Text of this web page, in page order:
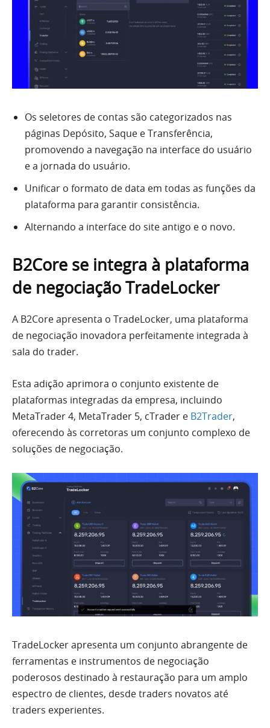
Os seletores de contas são categorizados nas
páginas Depósito, Saque e Transferência,
promovendo a navegação na interface do usuário
e a jornada do usuário.
Unificar o formato de data em todas as funções da
plataforma para garantir consistência.
Alternando a interface do site antigo e o novo.
B2Core se integra à plataforma
de negociação TradeLocker
A B2Core apresenta o TradeLocker, uma plataforma
de negociação inovadora perfeitamente integrada à
sala do trader.
Esta adição aprimora o conjunto existente de
plataformas integradas da empresa, incluindo
MetaTrader 4, MetaTrader 5, cTrader e B2Trader,
oferecendo às corretoras um conjunto complexo de
soluções de negociação.
TradeLocker apresenta um conjunto abrangente de
ferramentas e instrumentos de negociação
poderosos destinado à restauração para um amplo
espectro de clientes, desde traders novatos até
traders experientes.